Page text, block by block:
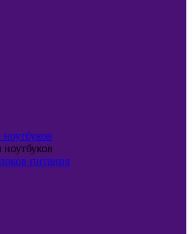
питания